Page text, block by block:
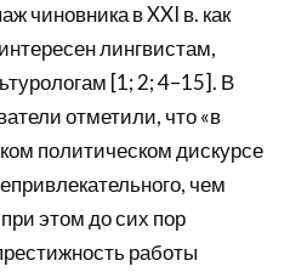
чиновника в XXI в. как
лингвистам,
[1; 2; 4–15]. В
отметили, что «в
политическом дискурсе
чем
этом до сих пор
работы